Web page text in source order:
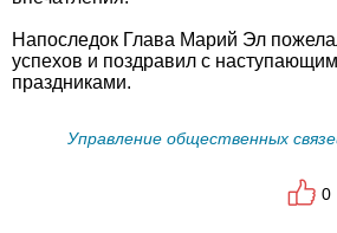
Напоследок Глава Марий Эл
успехов и поздравил с
праздниками.
Управление общественных
0